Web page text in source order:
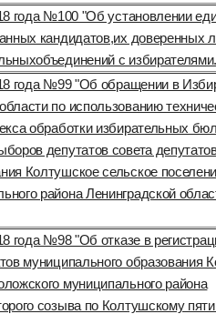
года №100 "Об установлении
кандидатов,их доверенных
с
года №99 "Об обращении в
по использованию
обработки избирательных
депутатов совета
Колтушское сельское
района Ленинградской
года №98 "Об отказе в
муниципального образования
муниципального района
созыва по Колтушскому